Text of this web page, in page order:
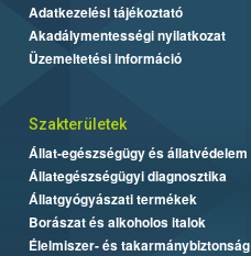
Adatkezelési tájékoztató
Akadálymentességi nyilatkozat
Üzemeltetési információ
Szakterületek
Állat-egészségügy és állatvédelem
Állategészségügyi diagnosztika
Állatgyógyászati termékek
Borászat és alkoholos italok
Élelmiszer- és takarmánybiztonság